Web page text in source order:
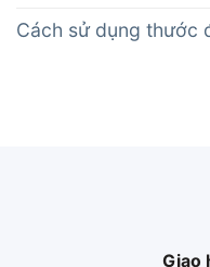
Cách sử dụng thước
Giao